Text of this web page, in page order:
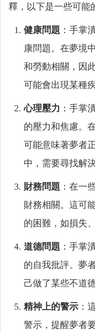
釋，以下是一些可能
健康問題 ：手掌
康問題。在夢境
和勞動相關，因
可能會出現某種
心理壓力 ：手掌
的壓力和焦慮。
可能意味著夢者
中，需要尋找解
財務問題 ：在一
財務相關。這可
的困難，如損失
道德問題 ：手掌
的自我批評。夢
己做了某些不道
精神上的警示 ：
警示，提醒夢者